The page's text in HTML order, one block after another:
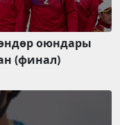
оюндары
(финал)